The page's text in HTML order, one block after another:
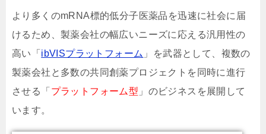
より多くのmRNA標的低分子医薬品を迅速に社会に届
けるため、製薬会社の幅広いニーズに応える汎用性の
高い「 ibVISプラットフォーム 」を武器として、複数の
製薬会社と多数の共同創薬プロジェクトを同時に進行
させる「 プラットフォーム型 」のビジネスを展開して
います。